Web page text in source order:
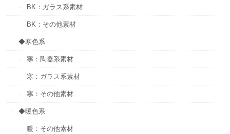
BK：ガラス系素材
BK：その他素材
◆寒色系
寒：陶器系素材
寒：ガラス系素材
寒：その他素材
◆暖色系
暖：その他素材